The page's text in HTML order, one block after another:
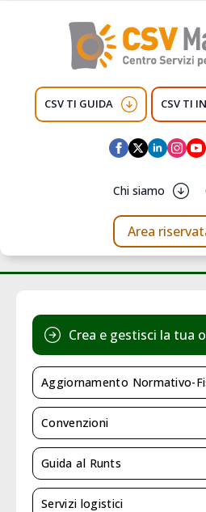
CSV TI GUIDA CSV TI
Chi siamo
Area
Crea e gestisci la tua
Aggiornamento Normativo-
Convenzioni
Guida al Runts
Servizi logistici